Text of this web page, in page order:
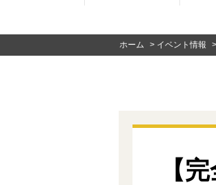
ホーム > イベント情報 >
【